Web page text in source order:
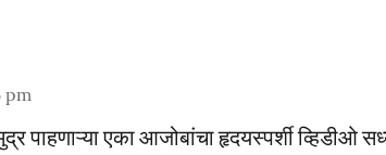
pm
पाहणाऱ्या एका आजोबांचा हृदयस्पर्शी व्हिडीओ